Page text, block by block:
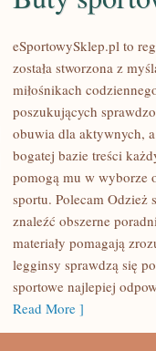
BUTY
SPORTOWE
eSportowySklep.pl to
została stworzona z
miłośnikach
poszukujących
obuwia dla aktywnych,
bogatej bazie treści
pomogą mu w wyborze
sportu. Polecam Odzież
znaleźć obszerne
materiały pomagają
legginsy sprawdzą się
sportowe najlepiej
Read More ]